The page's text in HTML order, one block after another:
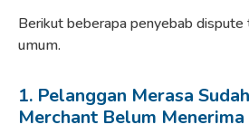
Berikut beberapa penyebab dispute
umum.
1. Pelanggan Merasa
Merchant Belum Menerima